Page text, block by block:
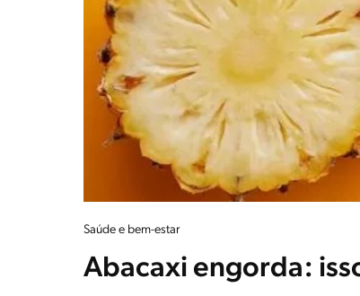
Saúde e bem-estar
Abacaxi engorda: